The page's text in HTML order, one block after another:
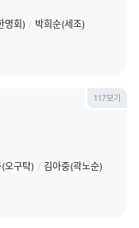
명회) / 박희순(세조)
117보기
오구탁) / 김아중(곽노순)